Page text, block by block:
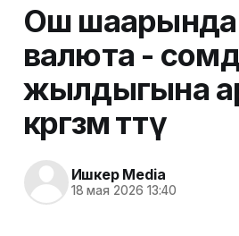
Ош шаарында
валюта -
жылдыгына
көргөзмө өттү
Ишкер Media
18 мая 2026 13:40